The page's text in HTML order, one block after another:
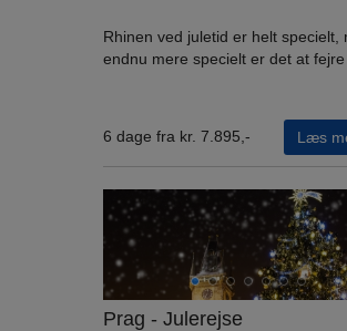
Rhinen ved juletid er helt specielt,
endnu mere specielt er det at fejre
6 dage fra kr. 7.895,- Læs
Prag - Julerejse